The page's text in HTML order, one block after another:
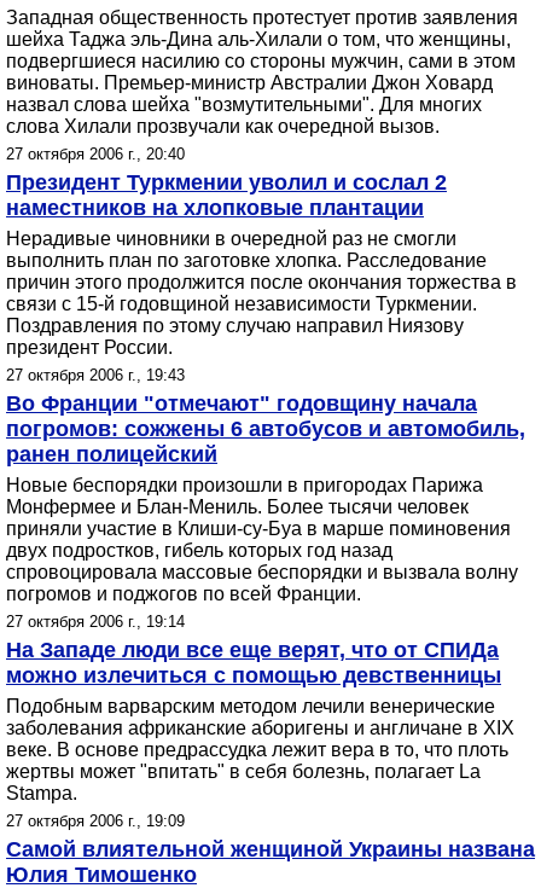
Западная общественность протестует против заявления
шейха Таджа эль-Дина аль-Хилали о том, что женщины,
подвергшиеся насилию со стороны мужчин, сами в этом
виноваты. Премьер-министр Австралии Джон Ховард
назвал слова шейха "возмутительными". Для многих
слова Хилали прозвучали как очередной вызов.
27 октября 2006 г., 20:40
Президент Туркмении уволил и сослал 2
наместников на хлопковые плантации
Нерадивые чиновники в очередной раз не смогли
выполнить план по заготовке хлопка. Расследование
причин этого продолжится после окончания торжества в
связи с 15-й годовщиной независимости Туркмении.
Поздравления по этому случаю направил Ниязову
президент России.
27 октября 2006 г., 19:43
Во Франции "отмечают" годовщину начала
погромов: сожжены 6 автобусов и автомобиль,
ранен полицейский
Новые беспорядки произошли в пригородах Парижа
Монфермее и Блан-Мениль. Более тысячи человек
приняли участие в Клиши-су-Буа в марше поминовения
двух подростков, гибель которых год назад
спровоцировала массовые беспорядки и вызвала волну
погромов и поджогов по всей Франции.
27 октября 2006 г., 19:14
На Западе люди все еще верят, что от СПИДа
можно излечиться с помощью девственницы
Подобным варварским методом лечили венерические
заболевания африканские аборигены и англичане в ХIХ
веке. В основе предрассудка лежит вера в то, что плоть
жертвы может "впитать" в себя болезнь, полагает La
Stampa.
27 октября 2006 г., 19:09
Самой влиятельной женщиной Украины названа
Юлия Тимошенко